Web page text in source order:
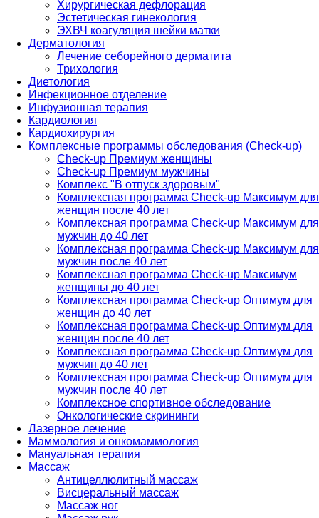
Хирургическая дефлорация
Эстетическая гинекология
ЭХВЧ коагуляция шейки матки
Дерматология
Лечение себорейного дерматита
Трихология
Диетология
Инфекционное отделение
Инфузионная терапия
Кардиология
Кардиохирургия
Комплексные программы обследования (Check-up)
Check-up Премиум женщины
Check-up Премиум мужчины
Комплекс "В отпуск здоровым"
Комплексная программа Check-up Максимум для
женщин после 40 лет
Комплексная программа Check-up Максимум для
мужчин до 40 лет
Комплексная программа Check-up Максимум для
мужчин после 40 лет
Комплексная программа Check-up Максимум
женщины до 40 лет
Комплексная программа Check-up Оптимум для
женщин до 40 лет
Комплексная программа Check-up Оптимум для
женщин после 40 лет
Комплексная программа Check-up Оптимум для
мужчин до 40 лет
Комплексная программа Check-up Оптимум для
мужчин после 40 лет
Комплексное спортивное обследование
Онкологические скрининги
Лазерное лечение
Маммология и онкомаммология
Мануальная терапия
Массаж
Антицеллюлитный массаж
Висцеральный массаж
Массаж ног